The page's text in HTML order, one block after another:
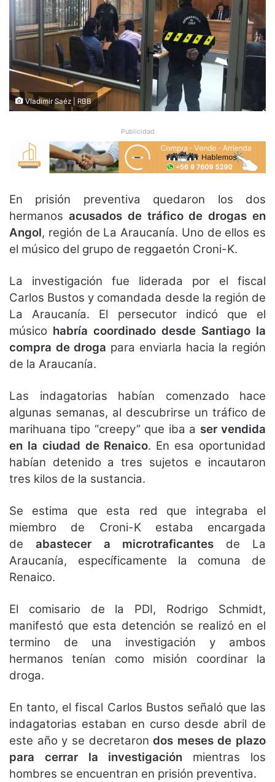
Vladimir Saéz | RBB
Publicidad
En prisión preventiva quedaron los dos
hermanos acusados de tráfico de drogas en
Angol, región de La Araucanía. Uno de ellos es
el músico del grupo de reggaetón Croni-K.
La investigación fue liderada por el fiscal
Carlos Bustos y comandada desde la región de
La Araucanía. El persecutor indicó que el
músico habría coordinado desde Santiago la
compra de droga para enviarla hacia la región
de la Araucanía.
Las indagatorias habían comenzado hace
algunas semanas, al descubrirse un tráfico de
marihuana tipo “creepy” que iba a ser vendida
en la ciudad de Renaico. En esa oportunidad
habían detenido a tres sujetos e incautaron
tres kilos de la sustancia.
Se estima que esta red que integraba el
miembro de Croni-K estaba encargada
de abastecer a microtraficantes de La
Araucanía, específicamente la comuna de
Renaico.
El comisario de la PDI, Rodrigo Schmidt,
manifestó que esta detención se realizó en el
termino de una investigación y ambos
hermanos tenían como misión coordinar la
droga.
En tanto, el fiscal Carlos Bustos señaló que las
indagatorias estaban en curso desde abril de
este año y se decretarondos meses de plazo
para cerrar la investigación mientras los
hombres se encuentran en prisión preventiva.